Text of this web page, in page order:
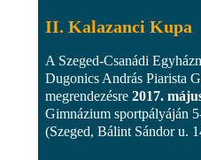
II. Kalazanci Kupa
A Szeged-Csanádi
Dugonics András Piarista
megrendezésre 2017.
Gimnázium sportpályáján
(Szeged, Bálint Sándor u.